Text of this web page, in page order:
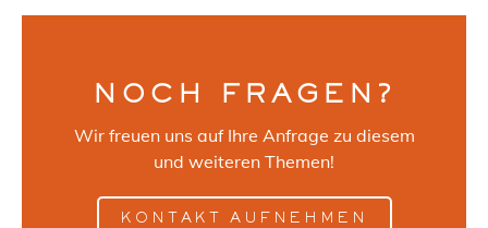
NOCH FRAGEN?
Wir freuen uns auf Ihre Anfrage zu diesem
und weiteren Themen!
KONTAKT AUFNEHMEN